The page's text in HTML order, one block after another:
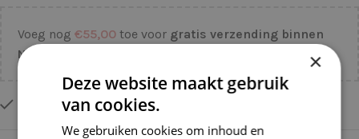
Voeg nog €55,00 toe voor gratis verzending binnen
NL!
Op voorraad
×
Deze website maakt gebruik
van cookies.
We gebruiken cookies om inhoud en